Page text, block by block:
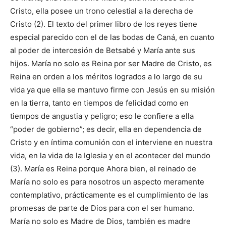
Cristo, ella posee un trono celestial a la derecha de
Cristo (2). El texto del primer libro de los reyes tiene
especial parecido con el de las bodas de Caná, en cuanto
al poder de intercesión de Betsabé y María ante sus
hijos. María no solo es Reina por ser Madre de Cristo, es
Reina en orden a los méritos logrados a lo largo de su
vida ya que ella se mantuvo firme con Jesús en su misión
en la tierra, tanto en tiempos de felicidad como en
tiempos de angustia y peligro; eso le confiere a ella
“poder de gobierno”; es decir, ella en dependencia de
Cristo y en íntima comunión con el interviene en nuestra
vida, en la vida de la Iglesia y en el acontecer del mundo
(3). María es Reina porque Ahora bien, el reinado de
María no solo es para nosotros un aspecto meramente
contemplativo, prácticamente es el cumplimiento de las
promesas de parte de Dios para con el ser humano.
María no solo es Madre de Dios, también es madre